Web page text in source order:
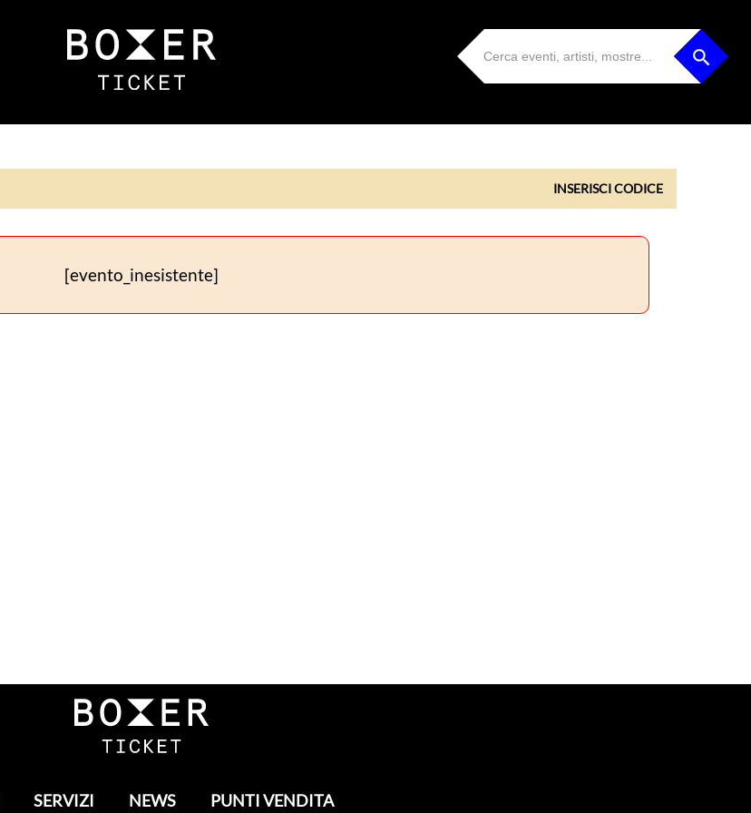
INSERISCI CODICE
[evento_inesistente]
SERVIZI NEWS PUNTI VENDITA